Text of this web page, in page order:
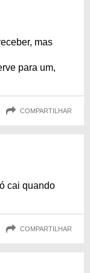
mas
para um,
COMPARTILHAR
cai quando
COMPARTILHAR